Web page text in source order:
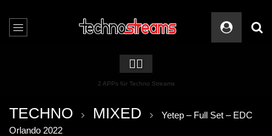
🏳️‍🌈
2 APPs für Techno Streams
TECHNO MIXED
Yetep – Full Set – EDC
Orlando 2022